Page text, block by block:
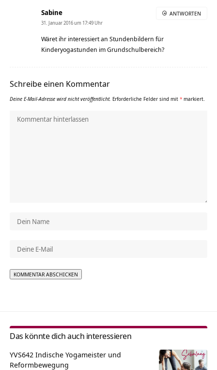
Sabine
31. Januar 2016 um 17:49 Uhr
Wäret ihr interessiert an Stundenbildern für
Kinderyogastunden im Grundschulbereich?
ANTWORTEN
Schreibe einen Kommentar
Deine E-Mail-Adresse wird nicht veröffentlicht. Erforderliche Felder sind mit * markiert.
Das könnte dich auch interessieren
YVS642 Indische Yogameister und
Reformbewegung